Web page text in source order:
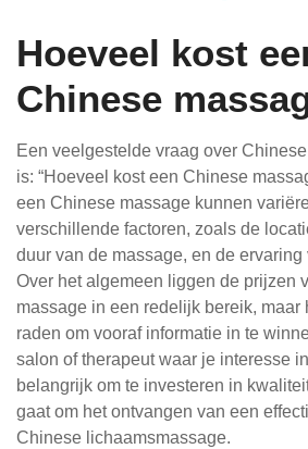
Hoeveel kost
Chinese
Een veelgestelde vraag over
is: “Hoeveel kost een Chinese
een Chinese massage kunnen
verschillende factoren, zoals de
duur van de massage, en de ervaring
Over het algemeen liggen de prijzen
massage in een redelijk bereik, maar
raden om vooraf informatie in te
salon of therapeut waar je interesse
belangrijk om te investeren in
gaat om het ontvangen van een
Chinese lichaamsmassage.